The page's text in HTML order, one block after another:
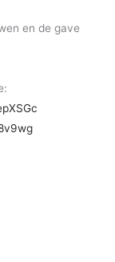
en de gave